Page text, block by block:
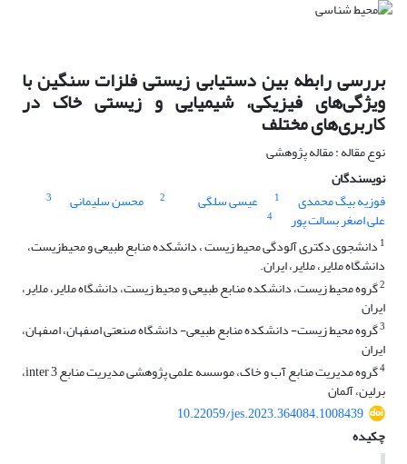
بررسی رابطه بین دستیابی زیستی فلزات سنگین با
ویژگی‌های فیزیکی، شیمیایی و زیستی خاک در
کاربری‌های مختلف
نوع مقاله : مقاله پژوهشی
نویسندگان
فوزیه بیگ محمدی
1 عیسی سلگی 2 محسن سلیمانی 3
علی اصغر بسالت پور
4
1 دانشجوی دکتری آلودگی محیط زیست ، دانشکده منابع طبیعی و محیط‌زیست،
دانشگاه ملایر، ملایر، ایران.
2گروه محیط زیست، دانشکده منابع طبیعی و محیط زیست، دانشگاه ملایر، ملایر،
ایران
3گروه محیط زیست- دانشکده منابع طبیعی- دانشگاه صنعتی اصفهان، اصفهان،
ایران
4 گروه مدیریت منابع آب و خاک، موسسه علمی پژوهشی مدیریت منابع inter 3،
برلین، آلمان
10.22059/jes.2023.364084.1008439
چکیده